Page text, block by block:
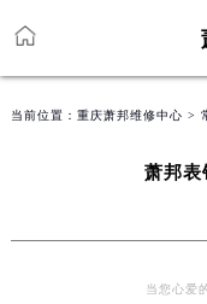
当前位置： 重庆萧邦维修中心 >
萧邦表
当您心爱